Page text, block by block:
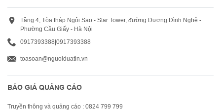
Tầng 4, Tòa tháp Ngôi Sao - Star Tower, đường Dương Đình Nghệ -
Phường Cầu Giấy - Hà Nội
0917393388|0917393388
toasoan@nguoiduatin.vn
BÁO GIÁ QUẢNG CÁO
Truyền thông và quảng cáo : 0824 799 799